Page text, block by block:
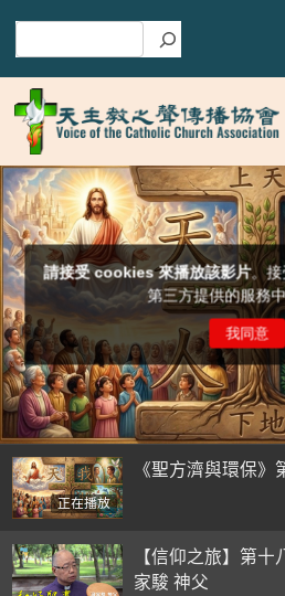
正在播放
《聖方濟與環保》
【信仰之旅】第
家駿 神父